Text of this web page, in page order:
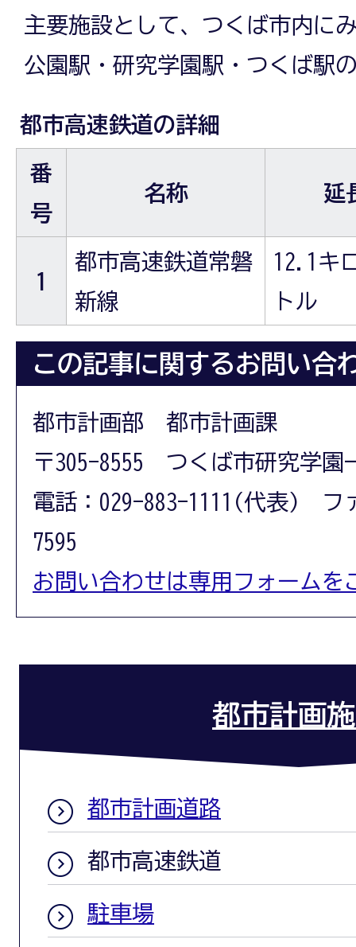
主要施設として、つくば市内に
公園駅・研究学園駅・つくば駅
都市高速鉄道の詳細
番
号
名称 延
1
都市高速鉄道常磐
新線
12.1キ
トル
この記事に関するお問い合
都市計画部 都市計画課
〒305-8555 つくば市研究学園
電話：029-883-1111(代表) フ
7595
お問い合わせは専用フォームを
都市計画
都市計画道路
都市高速鉄道
駐車場